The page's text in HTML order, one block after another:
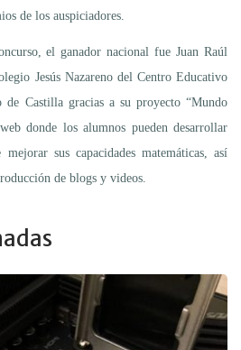
de los auspiciadores.
el ganador nacional fue Juan Raúl
Jesús Nazareno del Centro Educativo
Castilla gracias a su proyecto “Mundo
donde los alumnos pueden desarrollar
sus capacidades matemáticas, así
de blogs y videos.